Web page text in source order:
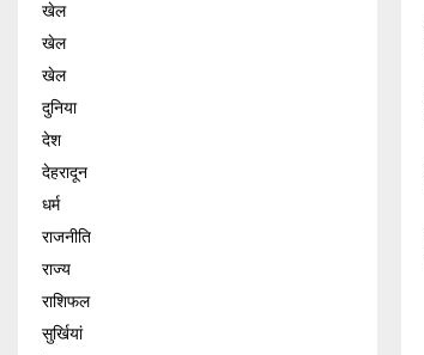
खेल
खेल
खेल
दुनिया
देश
देहरादून
धर्म
राजनीति
राज्य
राशिफल
सुर्खियां